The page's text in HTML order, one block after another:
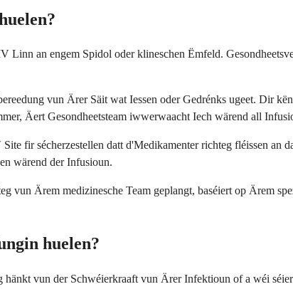
an engem Spidol oder klineschen Ëmfeld.
vun Ärer Säit wat Iessen oder Gedrénks ugeet. Dir
Äert Gesondheetsteam iwwerwaacht Iech wärend all
fir sécherzestellen datt d'Medikamenter richteg fléissen
wärend der Infusioun.
vun Ärem medizinesche Team geplangt, baséiert op Ärem
huelen?
vun der Schwéierkraaft vun Ärer Infektioun of a wéi